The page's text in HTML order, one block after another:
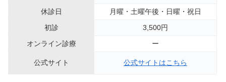
休診日
月曜・土曜午後・日曜・祝日
初診
3,500円
オンライン診療
ー
公式サイト 公式サイトはこちら